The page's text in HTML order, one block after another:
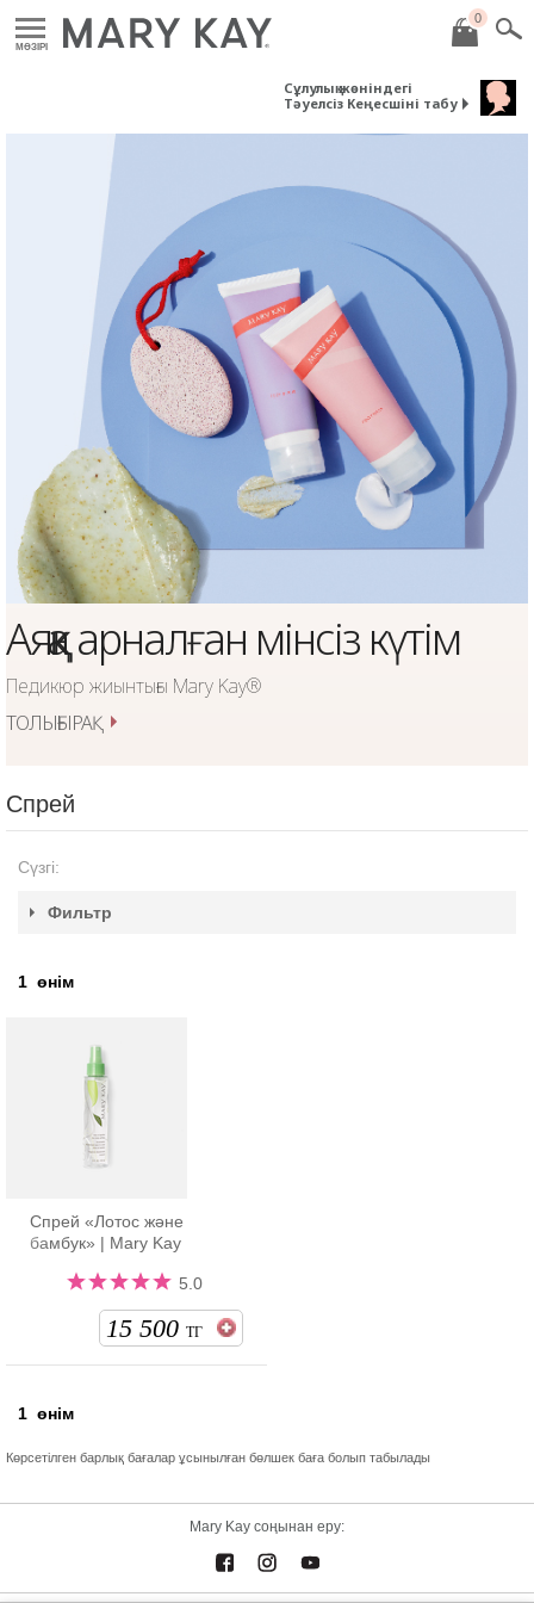
MӘЗІРІ
0
Сұлулық жөніндегі
Тәуелсіз Кеңесшіні табу
Аяққа арналған мінсіз күтім
Педикюр жиынтығы Mary Kay®
ТОЛЫҒЫРАҚ
Спрей
Сүзгі:
Фильтр
1 өнім
Спрей «Лотос және
бамбук» | Mary Kay
5.0
15 500 ТГ
1 өнім
Көрсетілген барлық бағалар ұсынылған бөлшек баға болып табылады
Mary Kay соңынан еру: